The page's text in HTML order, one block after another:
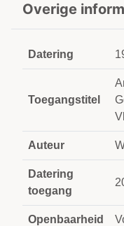
Overige
Datering
Toegangstitel
Auteur
Datering
toegang
Openbaarheid